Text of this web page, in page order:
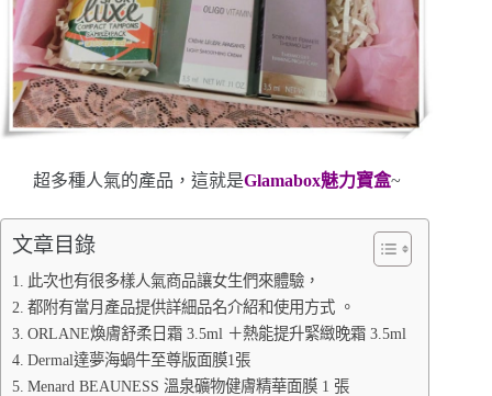
超多種人氣的產品，這就是Glamabox魅力寶盒~
文章目錄
此次也有很多樣人氣商品讓女生們來體驗，
都附有當月產品提供詳細品名介紹和使用方式 。
ORLANE煥膚舒柔日霜 3.5ml ＋熱能提升緊緻晚霜 3.5ml
Dermal達夢海蝸牛至尊版面膜1張
Menard BEAUNESS 溫泉礦物健膚精華面膜 1 張